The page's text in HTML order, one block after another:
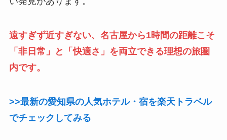
遠すぎず近すぎない、名古屋から1時間の距離こそ
「非日常」と「快適さ」を両立できる理想の旅圏
内です。
>>最新の愛知県の人気ホテル・宿を楽天トラベル
でチェックしてみる